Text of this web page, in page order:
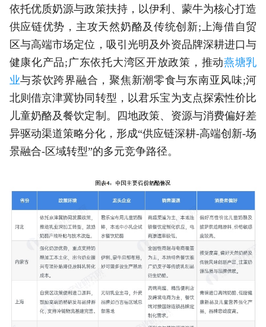
依托优质奶源与政策扶持，以伊利、蒙牛为核心打造
供应链优势，主攻天然奶酪及传统创新;上海借自贸
区与高端市场定位，吸引光明及外资品牌深耕进口与
健康化产品;广东依托大湾区开放政策，推动燕塘乳
业与茶饮跨界融合，聚焦新潮零食与东南亚风味;河
北则借京津冀协同转型，以君乐宝为支点探索性价比
儿童奶酪及餐饮定制。四地政策、资源与消费偏好差
异驱动渠道策略分化，形成“供应链深耕-高端创新-场
景融合-区域转型”的多元竞争路径。